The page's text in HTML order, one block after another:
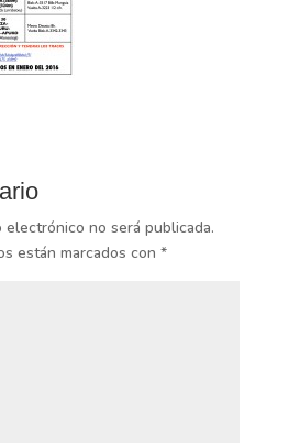
no será publicada.
están marcados con *